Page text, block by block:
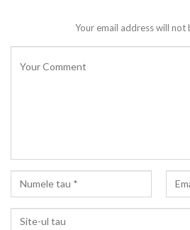
Your email address will not